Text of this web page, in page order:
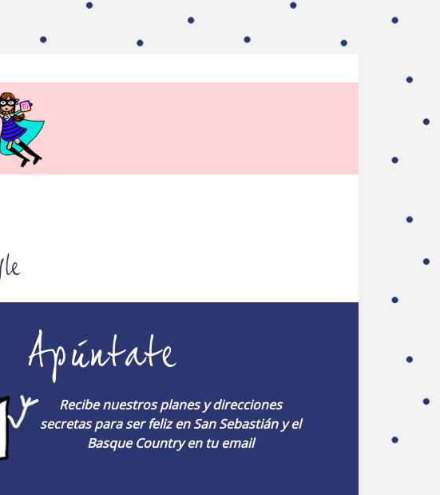
Apúntate
Recibe nuestros planes y direcciones
secretas para ser feliz en San Sebastián y el
Basque Country en tu email